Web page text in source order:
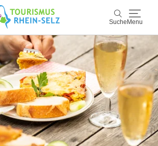
Suche Menu
Suche
Rhein-Selz
Entdecken & Erleben
Wein & Genuss
Kultur & Events